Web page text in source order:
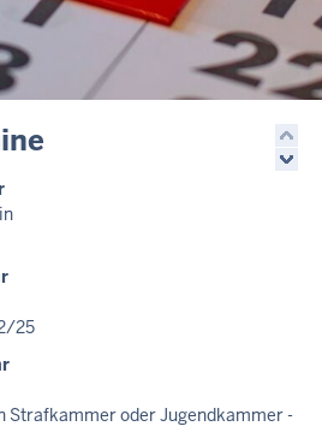
25
Strafkammer oder Jugendkammer -